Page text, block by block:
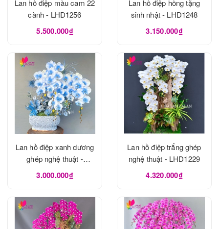
Lan hồ điệp màu cam 22
cành - LHD1256
5.500.000₫
Lan hồ điệp hồng tặng
sinh nhật - LHD1248
3.150.000₫
Lan hồ điệp xanh dương
ghép nghệ thuật -
LHD1240
3.000.000₫
Lan hồ điệp trắng ghép
nghệ thuật - LHD1229
4.320.000₫